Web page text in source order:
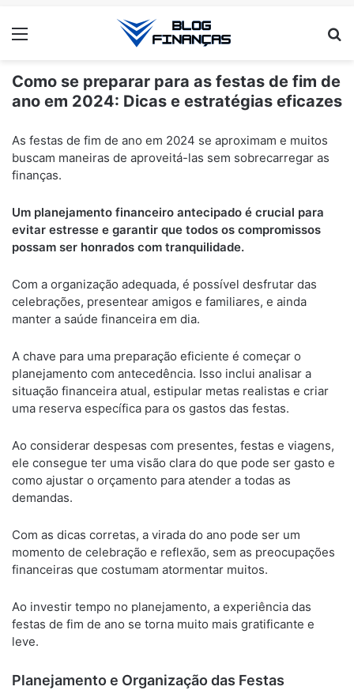
Menu
Como se preparar para as festas de fim de
ano em 2024: Dicas e estratégias eficazes
As festas de fim de ano em 2024 se aproximam e muitos
buscam maneiras de aproveitá-las sem sobrecarregar as
finanças.
Um planejamento financeiro antecipado é crucial para
evitar estresse e garantir que todos os compromissos
possam ser honrados com tranquilidade.
Com a organização adequada, é possível desfrutar das
celebrações, presentear amigos e familiares, e ainda
manter a saúde financeira em dia.
A chave para uma preparação eficiente é começar o
planejamento com antecedência. Isso inclui analisar a
situação financeira atual, estipular metas realistas e criar
uma reserva específica para os gastos das festas.
Ao considerar despesas com presentes, festas e viagens,
ele consegue ter uma visão clara do que pode ser gasto e
como ajustar o orçamento para atender a todas as
demandas.
Com as dicas corretas, a virada do ano pode ser um
momento de celebração e reflexão, sem as preocupações
financeiras que costumam atormentar muitos.
Ao investir tempo no planejamento, a experiência das
festas de fim de ano se torna muito mais gratificante e
leve.
Planejamento e Organização das Festas